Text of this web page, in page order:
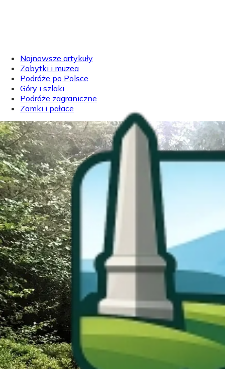
Najnowsze artykuły
Zabytki i muzea
Podróże po Polsce
Góry i szlaki
Podróże zagraniczne
Zamki i pałace